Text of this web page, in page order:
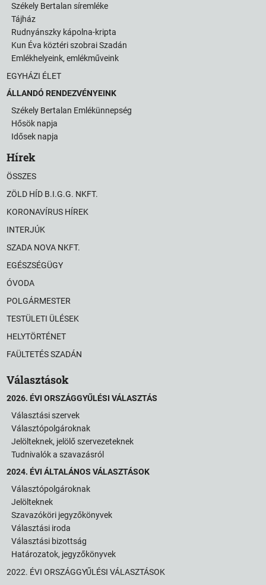
Székely Bertalan síremléke
Tájház
Rudnyánszky kápolna-kripta
Kun Éva köztéri szobrai Szadán
Emlékhelyeink, emlékműveink
EGYHÁZI ÉLET
ÁLLANDÓ RENDEZVÉNYEINK
Székely Bertalan Emlékünnepség
Hősök napja
Idősek napja
Hírek
ÖSSZES
ZÖLD HÍD B.I.G.G. NKFT.
KORONAVÍRUS HÍREK
INTERJÚK
SZADA NOVA NKFT.
EGÉSZSÉGÜGY
ÓVODA
POLGÁRMESTER
TESTÜLETI ÜLÉSEK
HELYTÖRTÉNET
FAÜLTETÉS SZADÁN
Választások
2026. ÉVI ORSZÁGGYŰLÉSI VÁLASZTÁS
Választási szervek
Választópolgároknak
Jelölteknek, jelölő szervezeteknek
Tudnivalók a szavazásról
2024. ÉVI ÁLTALÁNOS VÁLASZTÁSOK
Választópolgároknak
Jelölteknek
Szavazóköri jegyzőkönyvek
Választási iroda
Választási bizottság
Határozatok, jegyzőkönyvek
2022. ÉVI ORSZÁGGYŰLÉSI VÁLASZTÁSOK